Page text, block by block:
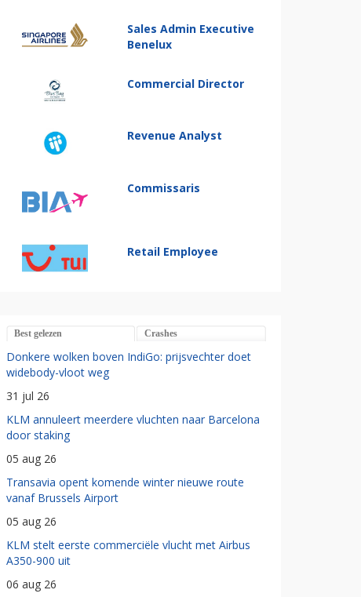
Sales Admin Executive
Benelux
Commercial Director
Revenue Analyst
Commissaris
Retail Employee
Best gelezen Crashes
Donkere wolken boven IndiGo: prijsvechter doet
widebody-vloot weg
31 jul 26
KLM annuleert meerdere vluchten naar Barcelona
door staking
05 aug 26
Transavia opent komende winter nieuwe route
vanaf Brussels Airport
05 aug 26
KLM stelt eerste commerciële vlucht met Airbus
A350-900 uit
06 aug 26